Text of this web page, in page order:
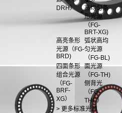
DRH）
高均匀条
形光源
（FG-
BRT-XG)
高亮条形
光源（FG-
BRD)
弧状高均
匀光源
（FG-BL)
四面条形
组合光源
（FG-
BRF-
XG）
面光源
（FG-TH)
侧背光
（FG-
THC）
> 更多标准光源